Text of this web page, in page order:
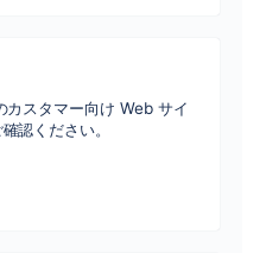
カスタマー向け Web サイ
認ください。